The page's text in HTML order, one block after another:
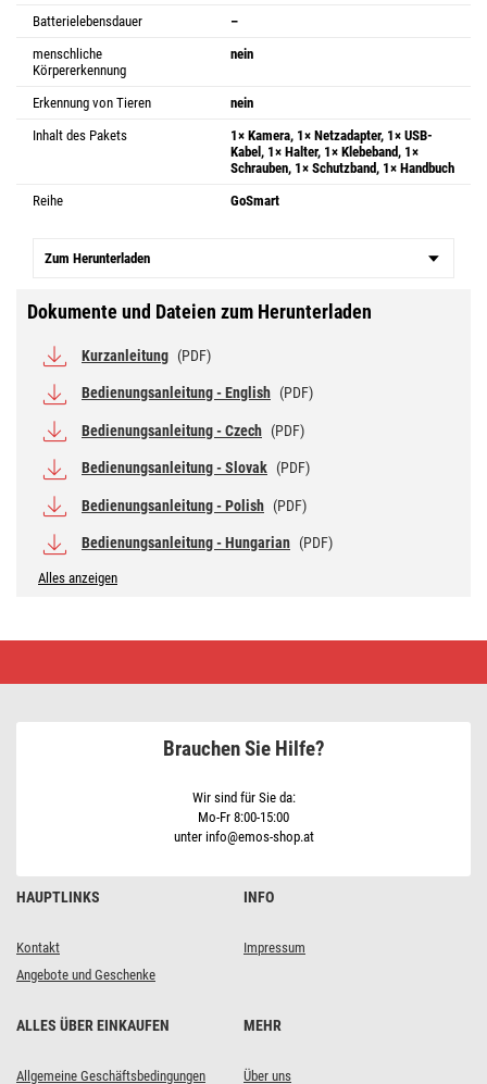
Batterielebensdauer
–
menschliche
Körpererkennung
nein
Erkennung von Tieren
nein
Inhalt des Pakets
1× Kamera, 1× Netzadapter, 1× USB-
Kabel, 1× Halter, 1× Klebeband, 1×
Schrauben, 1× Schutzband, 1× Handbuch
Reihe
GoSmart
Zum Herunterladen
Dokumente und Dateien zum Herunterladen
Kurzanleitung (PDF)
Bedienungsanleitung - English (PDF)
Bedienungsanleitung - Czech (PDF)
Bedienungsanleitung - Slovak (PDF)
Bedienungsanleitung - Polish (PDF)
Bedienungsanleitung - Hungarian (PDF)
Alles anzeigen
HAUPTLINKS
Kontakt
Angebote und Geschenke
INFO
Impressum
ALLES ÜBER EINKAUFEN
Allgemeine Geschäftsbedingungen
MEHR
Über uns
Brauchen Sie Hilfe?
Wir sind für Sie da:
Mo-Fr 8:00-15:00
unter info@emos-shop.at